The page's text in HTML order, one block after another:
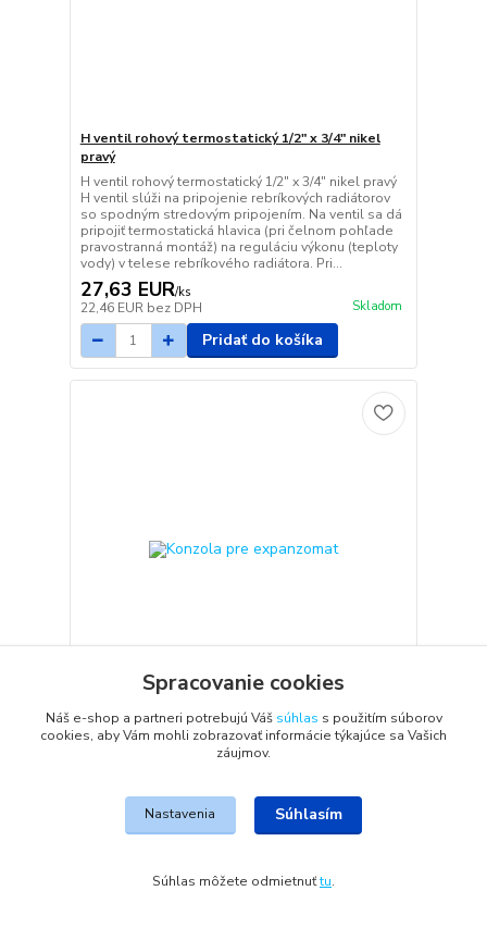
H ventil rohový termostatický 1/2" x 3/4" nikel
pravý
H ventil rohový termostatický 1/2" x 3/4" nikel pravý
H ventil slúži na pripojenie rebríkových radiátorov
so spodným stredovým pripojením. Na ventil sa dá
pripojiť termostatická hlavica (pri čelnom pohľade
pravostranná montáž) na reguláciu výkonu (teploty
vody) v telese rebríkového radiátora. Pri...
27,63 EUR/ks
22,46 EUR bez DPH Skladom
Pridať do košíka
Konzola pre expanzomat
Konzola pre expanzomat regulovateľná s
konzolu 3/4.
10,00 EUR
Pridať do košíka
Spracovanie cookies
Náš e-shop a partneri potrebujú Váš súhlas s použitím súborov
cookies, aby Vám mohli zobrazovať informácie týkajúce sa Vašich
záujmov.
Nastavenia Súhlasím
Súhlas môžete odmietnuťtu.